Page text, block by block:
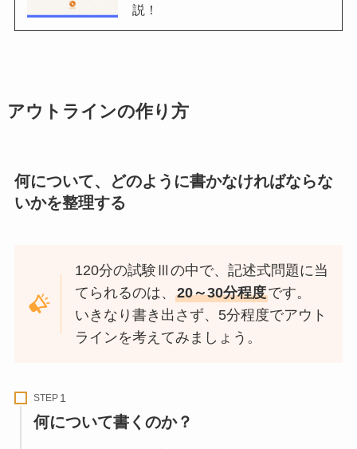
説！
アウトラインの作り方
何について、どのように書かなければならな
いかを整理する
120分の試験Ⅲの中で、記述式問題に当
てられるのは、20～30分程度です。
いきなり書き出さず、5分程度でアウト
ラインを考えてみましょう。
STEP
何について書くのか？